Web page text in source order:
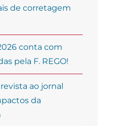
de corretagem
conta com
pela F. REGO!
ao jornal
da